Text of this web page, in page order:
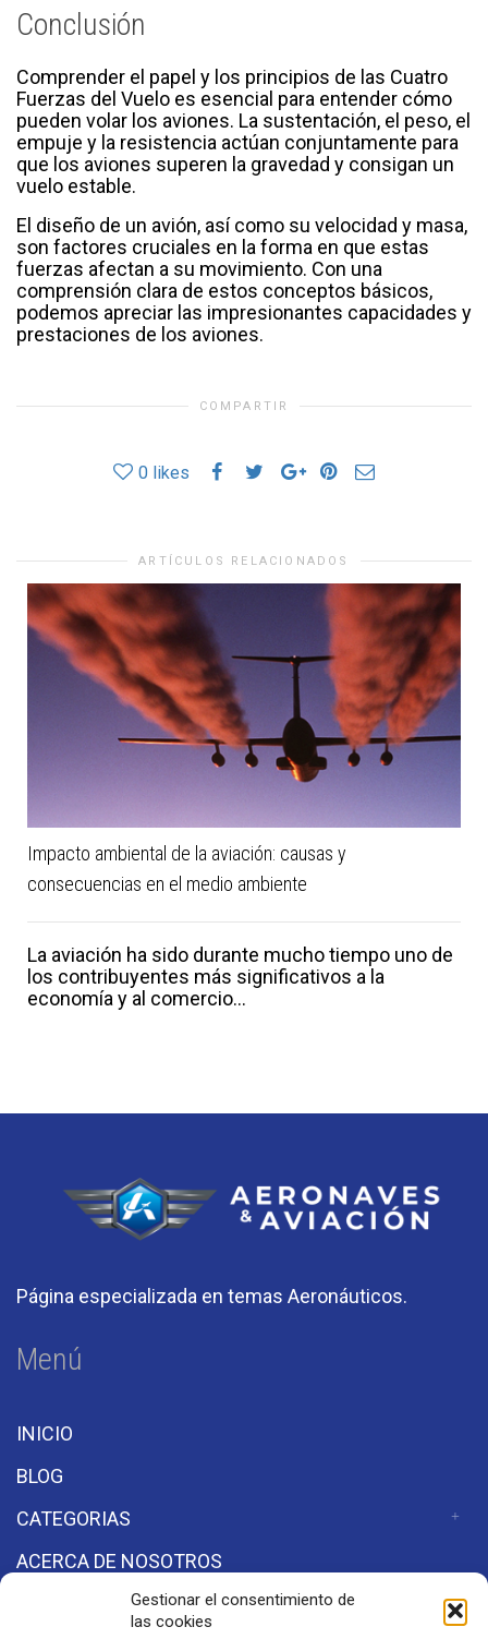
Gestionar el consentimiento de
las cookies
Conclusión
Comprender el papel y los principios de las Cuatro
Fuerzas del Vuelo es esencial para entender cómo
pueden volar los aviones. La sustentación, el peso, el
empuje y la resistencia actúan conjuntamente para
que los aviones superen la gravedad y consigan un
vuelo estable.
El diseño de un avión, así como su velocidad y masa,
son factores cruciales en la forma en que estas
fuerzas afectan a su movimiento. Con una
comprensión clara de estos conceptos básicos,
podemos apreciar las impresionantes capacidades y
prestaciones de los aviones.
COMPARTIR
0 likes
ARTÍCULOS RELACIONADOS
Impacto ambiental de la aviación: causas y
consecuencias en el medio ambiente
La aviación ha sido durante mucho tiempo uno de
los contribuyentes más significativos a la
economía y al comercio...
Página especializada en temas Aeronáuticos.
Menú
INICIO
BLOG
CATEGORIAS
ACERCA DE NOSOTROS
Secciones